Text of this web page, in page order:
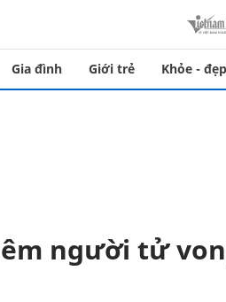
Gia đình Giới trẻ Khỏe - đẹp
người tử